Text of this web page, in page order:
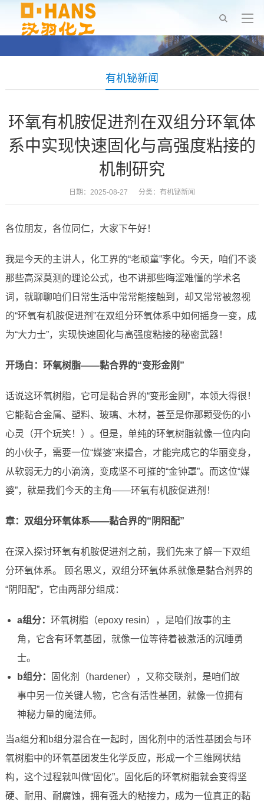
有机铋新闻
环氧有机胺促进剂在双组分环氧体
系中实现快速固化与高强度粘接的
机制研究
日期：2025-08-27 分类： 有机铋新闻
各位朋友，各位同仁，大家下午好！
我是今天的主讲人，化工界的“老顽童”李化。今天，咱们不谈
那些高深莫测的理论公式，也不讲那些晦涩难懂的学术名
词，就聊聊咱们日常生活中常常能接触到，却又常常被忽视
的“环氧有机胺促进剂”在双组分环氧体系中如何摇身一变，成
为“大力士”，实现快速固化与高强度粘接的秘密武器！
开场白：环氧树脂——黏合界的“变形金刚”
话说这环氧树脂，它可是黏合界的“变形金刚”，本领大得很！
它能黏合金属、塑料、玻璃、木材，甚至是你那颗受伤的小
心灵（开个玩笑！）。但是，单纯的环氧树脂就像一位内向
的小伙子，需要一位“媒婆”来撮合，才能完成它的华丽变身，
从软弱无力的小滴滴，变成坚不可摧的“金钟罩”。而这位“媒
婆”，就是我们今天的主角——环氧有机胺促进剂！
章：双组分环氧体系——黏合界的“阴阳配”
在深入探讨环氧有机胺促进剂之前，我们先来了解一下双组
分环氧体系。 顾名思义，双组分环氧体系就像是黏合剂界的
“阴阳配”，它由两部分组成：
a组分： 环氧树脂（epoxy resin），是咱们故事的主
角，它含有环氧基团，就像一位等待着被激活的沉睡勇
士。
b组分：
固化剂（hardener），又称交联剂，是咱们故
事中另一位关键人物，它含有活性基团，就像一位拥有
神秘力量的魔法师。
当a组分和b组分混合在一起时，固化剂中的活性基团会与环
氧树脂中的环氧基团发生化学反应，形成一个三维网状结
构，这个过程就叫做“固化”。固化后的环氧树脂就会变得坚
硬、耐用、耐腐蚀，拥有强大的粘接力，成为一位真正的黏